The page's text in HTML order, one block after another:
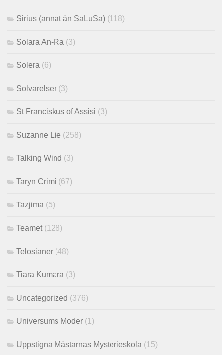
Sirius (annat än SaLuSa) (118)
Solara An-Ra (3)
Solera (6)
Solvarelser (3)
St Franciskus of Assisi (3)
Suzanne Lie (258)
Talking Wind (3)
Taryn Crimi (67)
Tazjima (5)
Teamet (128)
Telosianer (48)
Tiara Kumara (3)
Uncategorized (376)
Universums Moder (1)
Uppstigna Mästarnas Mysterieskola (15)